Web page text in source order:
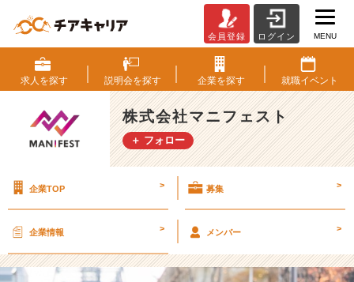
っ
ぱ
り
気
に
な
後
ャ
会員登録 ログイン MENU
求人を探す 説明会を探す 企業を探す 就職イベント
株式会社マニフェスト
＋ フォロー
企業TOP > 募集 >
企業情報 > メンバー >